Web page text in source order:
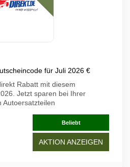
für Juli 2026 €
Rabatt mit diesem
Jetzt sparen bei Ihrer
Autoersatzteilen
Beliebt
AKTION ANZEIGEN